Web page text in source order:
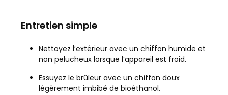
Entretien simple
Nettoyez l’extérieur avec un chiffon humide et
non pelucheux lorsque l’appareil est froid.
Essuyez le brûleur avec un chiffon doux
légèrement imbibé de bioéthanol.